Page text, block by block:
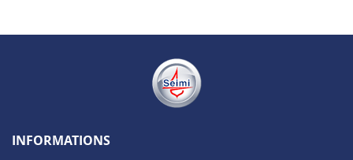
INFORMATIONS